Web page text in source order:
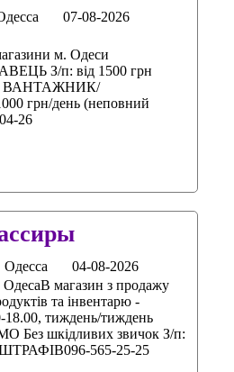
07-08-2026
м. Одеси
З/п: від 1500 грн
ВАНТАЖНИК/
грн/день (неповний
26
Одесса
04-08-2026
магазин з продажу
та інвентарю -
тиждень/тиждень
Без шкідливих звичок З/п:
ШТРАФІВ096-565-25-25